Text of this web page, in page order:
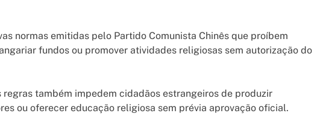
normas emitidas pelo Partido Comunista Chinês que proíbem
fundos ou promover atividades religiosas sem autorização do
regras também impedem cidadãos estrangeiros de produzir
ou oferecer educação religiosa sem prévia aprovação oficial.